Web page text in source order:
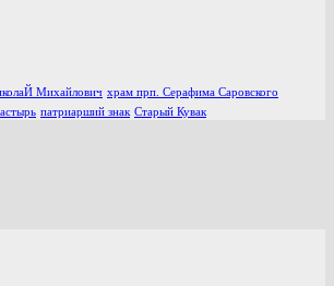
Михайлович храм прп. Серафима Саровского
патриарший знак Старый Кувак